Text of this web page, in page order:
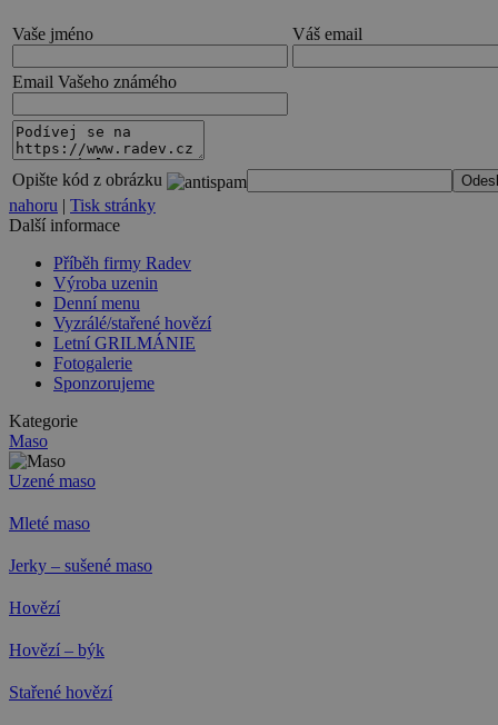
Vaše jméno Váš email
Email Vašeho známého
Opište kód z obrázku
nahoru | Tisk stránky
Další informace
Příběh firmy Radev
Výroba uzenin
Denní menu
Vyzrálé/stařené hovězí
Letní GRILMÁNIE
Fotogalerie
Sponzorujeme
Kategorie
Maso
Uzené maso
Mleté maso
Jerky – sušené maso
Hovězí
Hovězí – býk
Stařené hovězí